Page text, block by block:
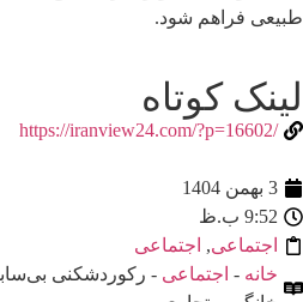
طبیعی فراهم شود.
لینک کوتاه
/https://iranview24.com/?p=16602
3 بهمن 1404
9:52 ب.ظ
اجتماعی, اجتماعی
خانه - اجتماعی - رکوردشکنی